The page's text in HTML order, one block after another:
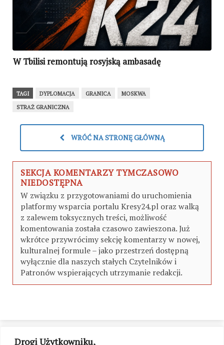
Drogi Użytkowniku,
W Tbilisi remontują rosyjską ambasadę
TAGI DYPLOMACJA GRANICA
MOSKWA
STRAŻ GRANICZNA
WRÓĆ NA STRONĘ GŁÓWNĄ
SEKCJA KOMENTARZY TYMCZASOWO
NIEDOSTĘPNA
W związku z przygotowaniami do uruchomienia
platformy wsparcia portalu Kresy24.pl oraz walką
z zalewem toksycznych treści, możliwość
komentowania została czasowo zawieszona. Już
wkrótce przywrócimy sekcję komentarzy w nowej,
kulturalnej formule – jako przestrzeń dostępną
wyłącznie dla naszych stałych Czytelników i
Patronów wspierających utrzymanie redakcji.